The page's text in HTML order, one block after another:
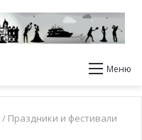
Меню
/ Праздники и фестивали